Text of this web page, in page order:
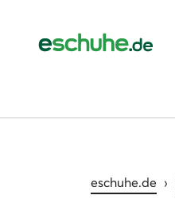
eschuhe.de ›